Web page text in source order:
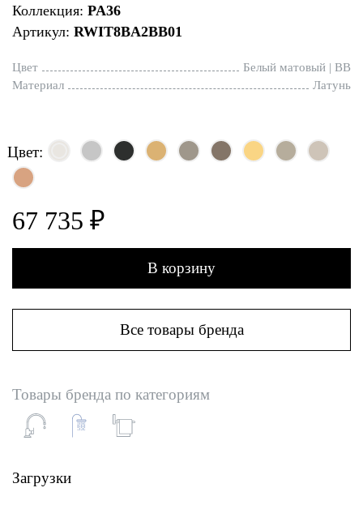
Коллекция: PA36
Артикул: RWIT8BA2BB01
Цвет
Белый матовый | BB
Материал
Латунь
Цвет:
67 735 ₽
В корзину
Все товары бренда
Товары бренда по категориям
Загрузки